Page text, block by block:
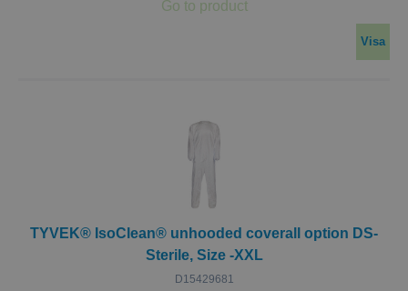
Visa
TYVEK® IsoClean® unhooded coverall option DS-
Sterile, Size -XXL
D15429681